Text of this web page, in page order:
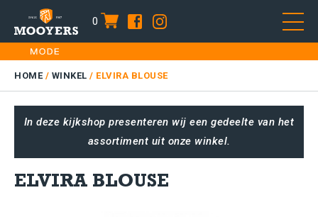
0 item
Skip
to
content
HOME
DAMES
KIDS
PLUS SIZE
HOME/ WINKEL / ELVIRA BLOUSE
In deze kijkshop presenteren wij een gedeelte van het
assortiment uit onze winkel.
ELVIRA BLOUSE